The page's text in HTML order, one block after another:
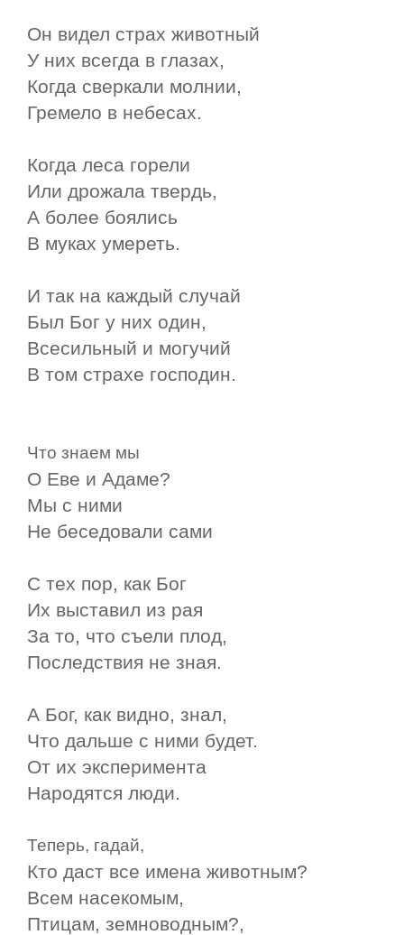
Он видел страх животный
У них всегда в глазах,
Когда сверкали молнии,
Гремело в небесах.
Когда леса горели
Или дрожала твердь,
А более боялись
В муках умереть.
И так на каждый случай
Был Бог у них один,
Всесильный и могучий
В том страхе господин.
Что знаем мы
О Еве и Адаме?
Мы с ними
Не беседовали сами
С тех пор, как Бог
Их выставил из рая
За то, что съели плод,
Последствия не зная.
А Бог, как видно, знал,
Что дальше с ними будет.
От их эксперимента
Народятся люди.
Теперь, гадай,
Кто даст все имена животным?
Всем насекомым,
Птицам, земноводным?,